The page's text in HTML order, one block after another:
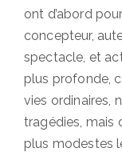
ont d’abord
concepteur,
spectacle, et
plus profonde,
vies ordinaires,
tragédies, mais
plus modestes